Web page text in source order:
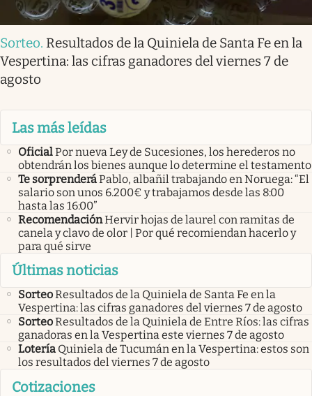
Sorteo. Resultados de la Quiniela de Santa Fe en la
Vespertina: las cifras ganadores del viernes 7 de
agosto
Las más leídas
OficialPor nueva Ley de Sucesiones, los herederos no
obtendrán los bienes aunque lo determine el testamento
Te sorprenderáPablo, albañil trabajando en Noruega: “El
salario son unos 6.200€ y trabajamos desde las 8:00
hasta las 16:00”
RecomendaciónHervir hojas de laurel con ramitas de
canela y clavo de olor | Por qué recomiendan hacerlo y
para qué sirve
Últimas noticias
SorteoResultados de la Quiniela de Santa Fe en la
Vespertina: las cifras ganadores del viernes 7 de agosto
SorteoResultados de la Quiniela de Entre Ríos: las cifras
ganadoras en la Vespertina este viernes 7 de agosto
Lotería Quiniela de Tucumán en la Vespertina: estos son
los resultados del viernes 7 de agosto
Cotizaciones